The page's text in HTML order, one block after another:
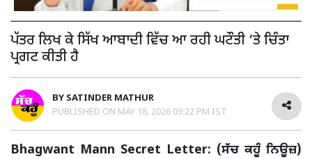
ਪੱਤਰ ਲਿਖ ਕੇ ਸਿੱਖ ਆਬਾਦੀ ਵਿੱਚ ਆ ਰਹੀ ਘਟੌਤੀ ’ਤੇ ਚਿੰਤਾ
ਪ੍ਰਗਟ ਕੀਤੀ ਹੈ
BY SATINDER MATHUR
PUBLISHED ON MAY 18, 2026 03:22 PM IST
Bhagwant Mann Secret Letter: (ਸੱਚ ਕਹੂੰ ਨਿਊਜ਼)